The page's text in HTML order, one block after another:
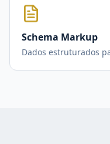
Schema Markup
Dados estruturados